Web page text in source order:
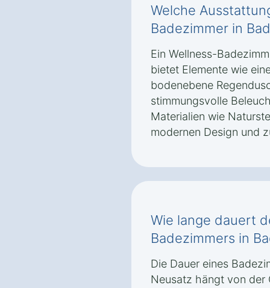
Welche
Badezimmer in
Ein Wellness-
bietet Elemente wie
bodenebene
stimmungsvolle
Materialien wie
modernen Design und
Wie lange dauert
Badezimmers in
Die Dauer eines
Neusatz hängt von der